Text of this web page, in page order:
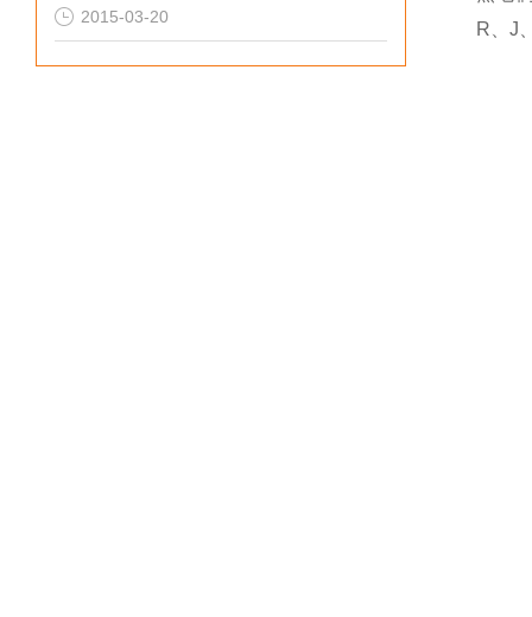
2015-03-20
R、J